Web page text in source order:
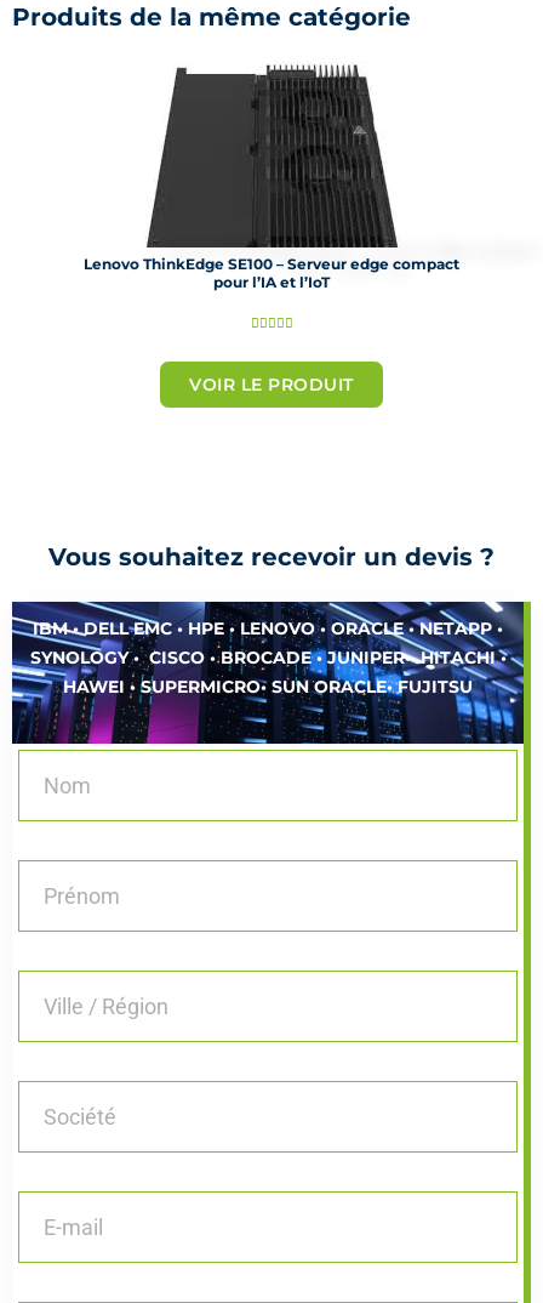
Produits de la même catégorie
Lenovo ThinkEdge SE100 – Serveur edge compact
pour l’IA et l’IoT
    N
t
é
5
VOIR LE PRODUIT
Vous souhaitez recevoir un devis ?
IBM • DELL EMC • HPE • LENOVO • ORACLE • NETAPP •
SYNOLOGY • CISCO • BROCADE • JUNIPER• HITACHI •
HAWEI • SUPERMICRO• SUN ORACLE• FUJITSU